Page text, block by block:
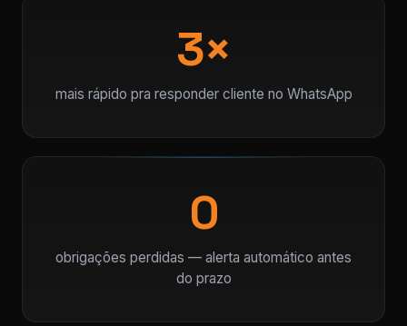
3×
mais rápido pra responder cliente no WhatsApp
0
obrigações perdidas — alerta automático antes
do prazo